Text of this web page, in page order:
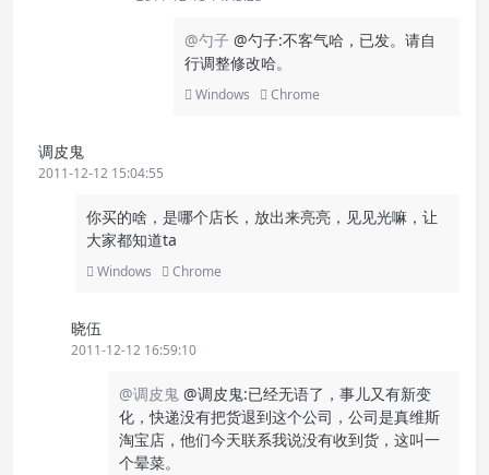
@勺子 @勺子:不客气哈，已发。请自
行调整修改哈。
Windows Chrome
调皮鬼
2011-12-12 15:04:55
你买的啥，是哪个店长，放出来亮亮，见见光嘛，让
大家都知道ta
Windows Chrome
晓伍
2011-12-12 16:59:10
@调皮鬼 @调皮鬼:已经无语了，事儿又有新变
化，快递没有把货退到这个公司，公司是真维斯
淘宝店，他们今天联系我说没有收到货，这叫一
个晕菜。